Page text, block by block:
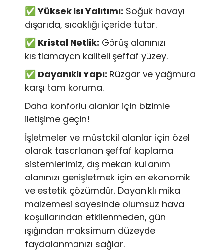
✅Yüksek Isı Yalıtımı: Soğuk havayı
dışarıda, sıcaklığı içeride tutar.
✅ Kristal Netlik: Görüş alanınızı
kısıtlamayan kaliteli şeffaf yüzey.
✅ Dayanıklı Yapı: Rüzgar ve yağmura
karşı tam koruma.
Daha konforlu alanlar için bizimle
iletişime geçin!
İşletmeler ve müstakil alanlar için özel
olarak tasarlanan şeffaf kaplama
sistemlerimiz, dış mekan kullanım
alanınızı genişletmek için en ekonomik
ve estetik çözümdür. Dayanıklı mika
malzemesi sayesinde olumsuz hava
koşullarından etkilenmeden, gün
ışığından maksimum düzeyde
faydalanmanızı sağlar.